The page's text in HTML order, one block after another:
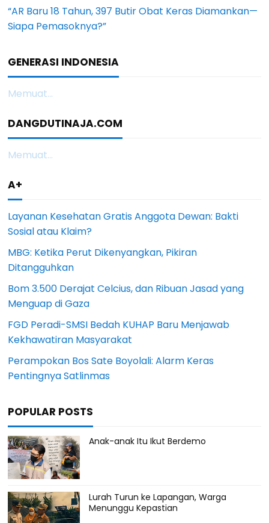
“AR Baru 18 Tahun, 397 Butir Obat Keras Diamankan—
Siapa Pemasoknya?”
GENERASI INDONESIA
Memuat...
DANGDUTINAJA.COM
Memuat...
A+
Layanan Kesehatan Gratis Anggota Dewan: Bakti
Sosial atau Klaim?
MBG: Ketika Perut Dikenyangkan, Pikiran
Ditangguhkan
Bom 3.500 Derajat Celcius, dan Ribuan Jasad yang
Menguap di Gaza
FGD Peradi-SMSI Bedah KUHAP Baru Menjawab
Kekhawatiran Masyarakat
Perampokan Bos Sate Boyolali: Alarm Keras
Pentingnya Satlinmas
POPULAR POSTS
Anak-anak Itu Ikut Berdemo
Lurah Turun ke Lapangan, Warga
Menunggu Kepastian